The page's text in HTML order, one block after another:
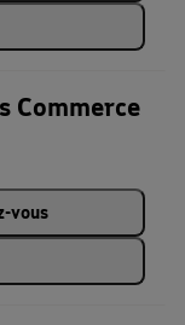
Commerce
vous